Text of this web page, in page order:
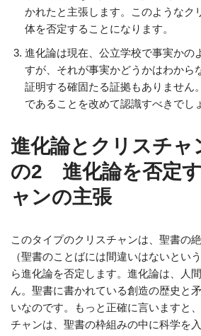
かれたと主張します。このようなク
体を否定することになります。
進化論は現在、公立学校で事実かの
すが、それが事実かどうかはわから
証明する確固たる証拠もありません
であることを改めて認識すべきでし
進化論とクリスチャ
の2 進化論を否定
ャンの主張
このタイプのクリスチャンは、聖書の
（聖書のことばには間違いはないとい
ら進化論を否定します。進化論は、人
ん。聖書に書かれている創造の歴史と
いなのです。もっと正確に言いますと
チャンは、聖書の枠組みの中に科学を